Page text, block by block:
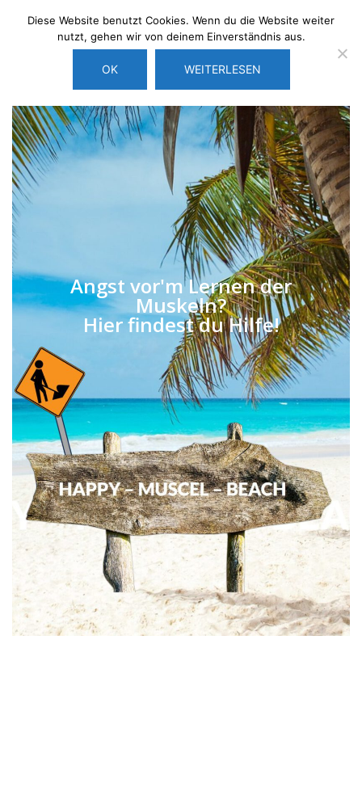
Angst vor'm Lernen der
Muskeln?
Hier findest du Hilfe!
Diese Website benutzt Cookies. Wenn du die Website weiter
nutzt, gehen wir von deinem Einverständnis aus.
OK WEITERLESEN